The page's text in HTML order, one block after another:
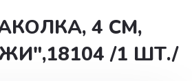
4 СМ,
/1 ШТ./